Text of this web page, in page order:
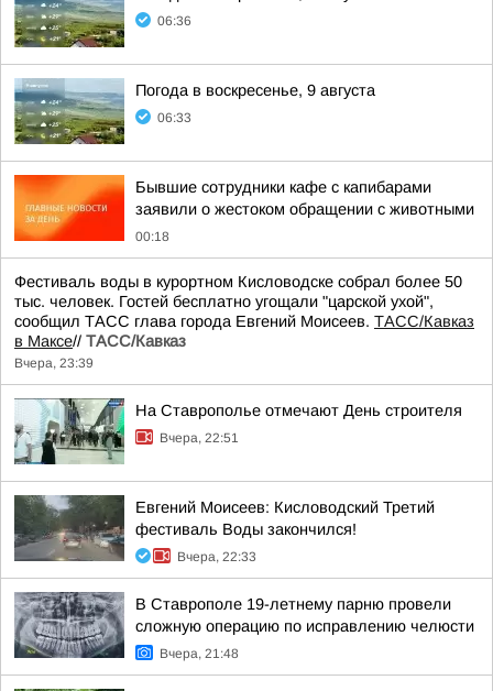
06:36
Погода в воскресенье, 9 августа
06:33
Бывшие сотрудники кафе с капибарами
заявили о жестоком обращении с животными
00:18
Фестиваль воды в курортном Кисловодске собрал более 50
тыс. человек. Гостей бесплатно угощали "царской ухой",
сообщил ТАСС глава города Евгений Моисеев. ТАСС/Кавказ
в Максе// ТАСС/Кавказ
Вчера, 23:39
На Ставрополье отмечают День строителя
Вчера, 22:51
Евгений Моисеев: Кисловодский Третий
фестиваль Воды закончился!
Вчера, 22:33
В Ставрополе 19-летнему парню провели
сложную операцию по исправлению челюсти
Вчера, 21:48